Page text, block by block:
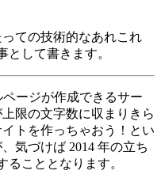
ての技術的なあれこれ
として書きます。
ージが作成できるサー
限の文字数に収まりきら
トを作っちゃおう！とい
気づけば 2014 年の立ち
ることとなります。